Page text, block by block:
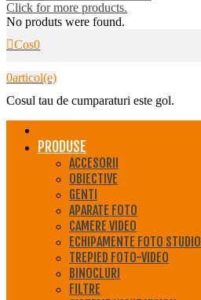
Click for more products.
No produts were found.
Cos0
0articol(e)
Cosul tau de cumparaturi este gol.
PRODUSE
ACCESORII
OBIECTIVE
GENTI
APARATE FOTO
CAMERE VIDEO
ECHIPAMENTE FOTO STUDIO
TREPIED FOTO-VIDEO
BINOCLURI
FILTRE